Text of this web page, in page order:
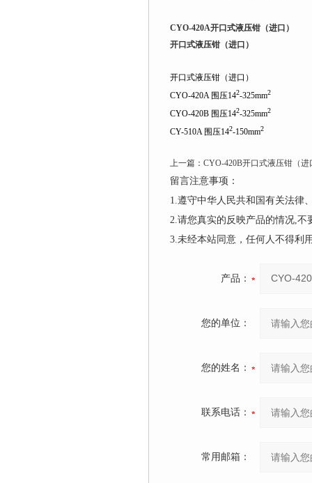
CYO-420A开口式液压钳（进口）
开口式液压钳（进口）
开口式液压钳（进口）
CYO-420A 围压142-325mm2
CYO-420B 围压142-325mm2
CY-510A 围压142-150mm2
上一篇： CYO-420B开口式液压钳（进
留言注意事项：
1.遵守中华人民共和国有关法律
2.请您真实的反映产品的情况,
3.未经本站同意，任何人不得利
产品：
您的单位：
您的姓名：
联系电话：
常用邮箱：